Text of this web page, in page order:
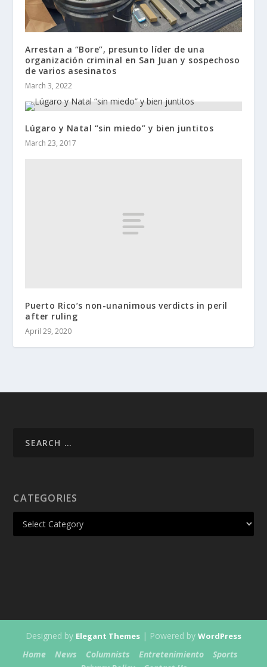
Arrestan a “Bore”, presunto líder de una
organización criminal en San Juan y sospechoso
de varios asesinatos
March 3, 2022
Lúgaro y Natal “sin miedo” y bien juntitos
March 23, 2017
Puerto Rico’s non-unanimous verdicts in peril
after ruling
April 29, 2020
CATEGORIES
Designed by Elegant Themes | Powered by WordPress
Home News Columnists Entretenimiento
Sports